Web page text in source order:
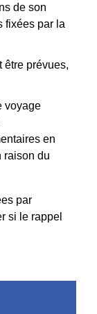
de son
fixées par la
être prévues,
voyage
en
raison du
par
si le rappel